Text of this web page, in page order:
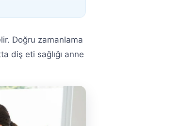
Doğru zamanlama
diş eti sağlığı anne